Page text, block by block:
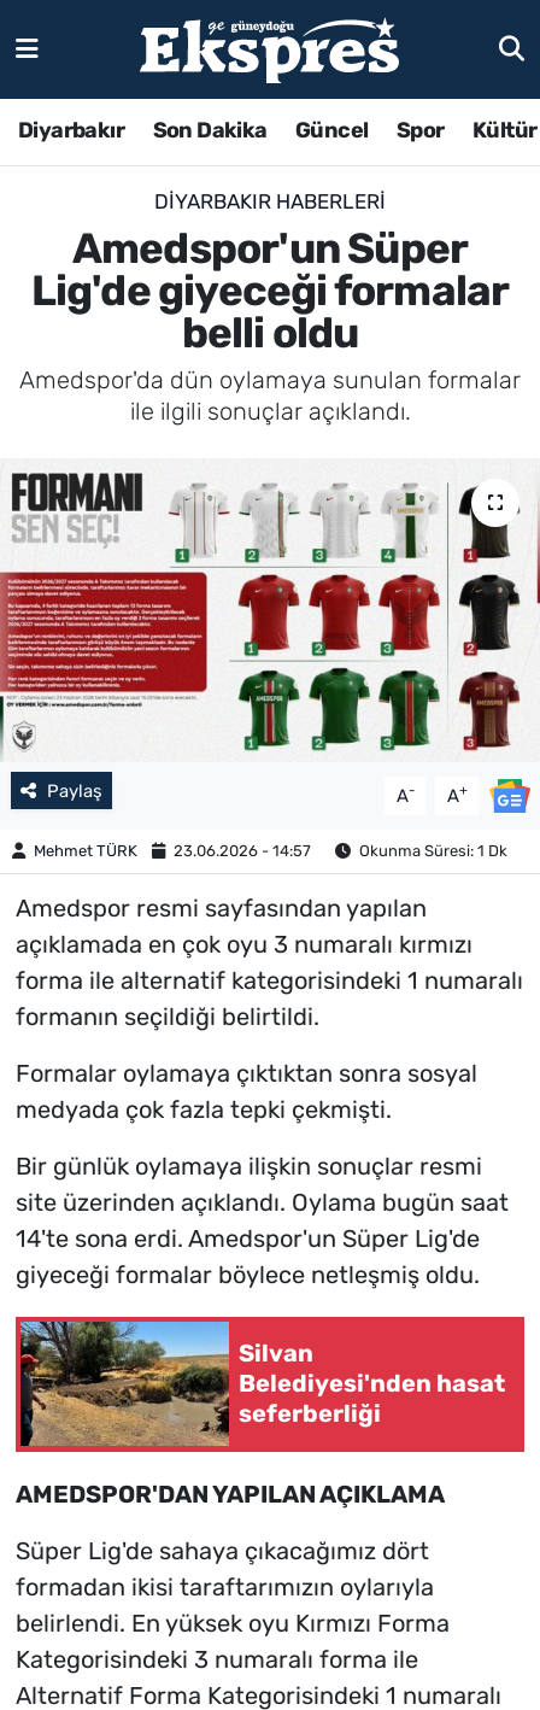
Diyarbakır Son Dakika Güncel Spor
DIYARBAKIR HABERLERI
Amedspor'un Süper
Lig'de giyeceği formalar
belli oldu
Amedspor'da dün oylamaya sunulan formalar
ile ilgili sonuçlar açıklandı.
Paylaş A- A+
Mehmet TÜRK 23.06.2026 - 14:57 Okunma Süresi: 1 Dk
Amedspor resmi sayfasından yapılan
açıklamada en çok oyu 3 numaralı kırmızı
forma ile alternatif kategorisindeki 1 numaralı
formanın seçildiği belirtildi.
Formalar oylamaya çıktıktan sonra sosyal
medyada çok fazla tepki çekmişti.
Bir günlük oylamaya ilişkin sonuçlar resmi
site üzerinden açıklandı. Oylama bugün saat
14'te sona erdi. Amedspor'un Süper Lig'de
giyeceği formalar böylece netleşmiş oldu.
Silvan
Belediyesi'nden hasat
seferberliği
AMEDSPOR'DAN YAPILAN AÇIKLAMA
Süper Lig'de sahaya çıkacağımız dört
formadan ikisi taraftarımızın oylarıyla
belirlendi. En yüksek oyu Kırmızı Forma
Kategorisindeki 3 numaralı forma ile
Alternatif Forma Kategorisindeki 1 numaralı